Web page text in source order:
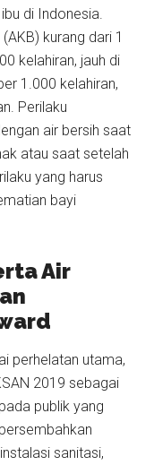
di Indonesia.
kurang dari 1
kelahiran, jauh di
1.000 kelahiran,
Perilaku
air bersih saat
atau saat setelah
yang harus
bayi
Air
perhelatan utama,
2019 sebagai
publik yang
sanitasi,